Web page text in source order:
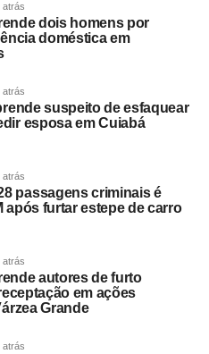
atrás
dois homens por
doméstica em
atrás
suspeito de esfaquear
esposa em Cuiabá
atrás
passagens criminais é
após furtar estepe de carro
atrás
autores de furto
em ações
Grande
atrás